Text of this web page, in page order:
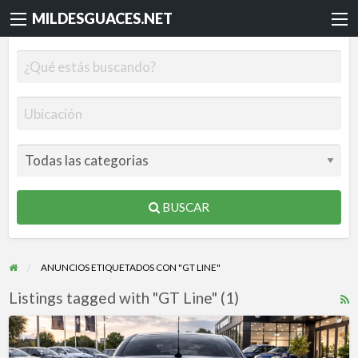
MILDESGUACES.NET
BUSCAR
ANUNCIOS ETIQUETADOS CON "GT LINE"
Listings tagged with "GT Line" (1)
Renault
Mégane